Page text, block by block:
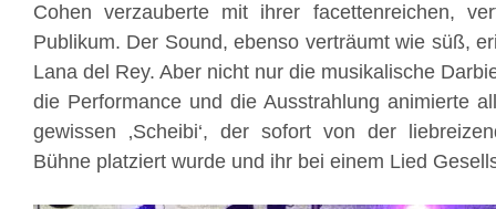
Cohen verzauberte mit ihrer facettenreichen,
Publikum. Der Sound, ebenso verträumt wie süß,
Lana del Rey. Aber nicht nur die musikalische
die Performance und die Ausstrahlung animierte
gewissen ‚Scheibi‘, der sofort von der
Bühne platziert wurde und ihr bei einem Lied